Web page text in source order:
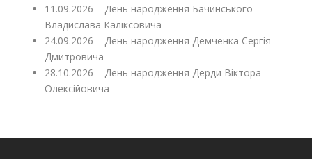
11.09.2026 – День народження Бачинського
Владислава Каліксовича
24.09.2026 – День народження Демченка Сергія
Дмитровича
28.10.2026 – День народження Дерди Віктора
Олексійовича